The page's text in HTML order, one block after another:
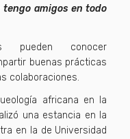
amigos en todo
pueden conocer
buenas prácticas
colaboraciones.
africana en la
una estancia en la
en la de Universidad